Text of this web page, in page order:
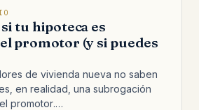
tu hipoteca es
promotor (y si puedes
de vivienda nueva no saben
en realidad, una subrogación
promotor.…